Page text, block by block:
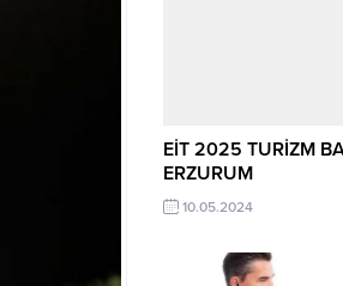
EİT 2025 TURİZM
ERZURUM
10.05.2024